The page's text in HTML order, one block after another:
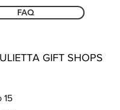
FAQ
GIFT SHOPS
15